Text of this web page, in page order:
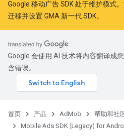
Google 移动广告 SDK 处于维护模式
迁移并设置 GMA 新一代 SDK。
Google 会使用 AI 技术将内容翻译成
含错误。
首页 产品 AdMob
帮助和社
Mobile Ads SDK (Legacy) for